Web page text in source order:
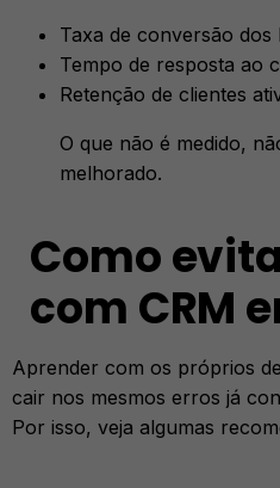
Taxa de conversão dos
Tempo de resposta ao
Retenção de clientes
O que não é medido,
melhorado.
Como
com CRM
Aprender com os próprios
cair nos mesmos erros já
Por isso, veja algumas